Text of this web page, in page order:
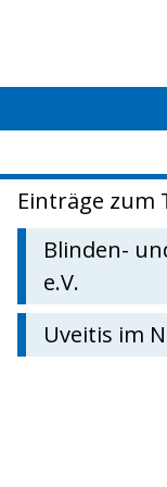
Einträge zum
Blinden-
e.V.
Uveitis im